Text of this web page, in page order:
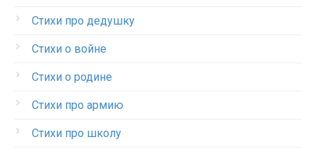
Стихи про дедушку
Стихи о войне
Стихи о родине
Стихи про армию
Стихи про школу